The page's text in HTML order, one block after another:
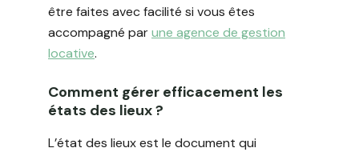
être faites avec facilité si vous êtes
accompagné parune agence de gestion
locative.
Comment gérer efficacement les
états des lieux ?
L’état des lieux est le document qui